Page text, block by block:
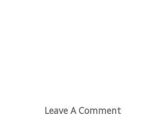
Leave A Comment